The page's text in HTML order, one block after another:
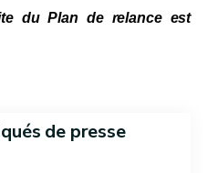
du Plan de relance est
de presse